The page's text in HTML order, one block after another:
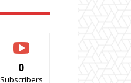
0
Subscribers